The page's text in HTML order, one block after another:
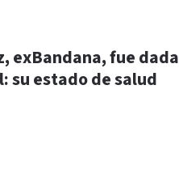
exBandana, fue dada
su estado de salud